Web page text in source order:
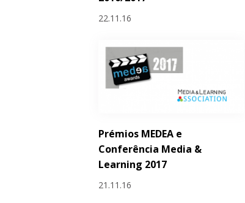
22.11.16
Prémios MEDEA e
Conferência Media &
Learning 2017
21.11.16